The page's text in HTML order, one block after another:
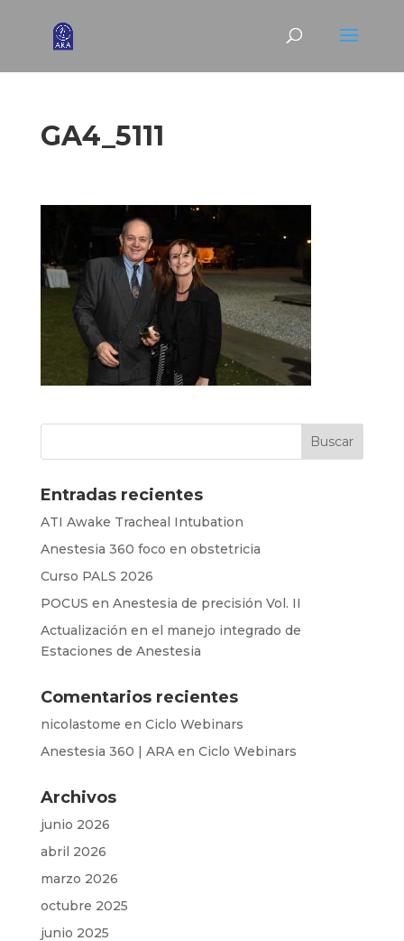
GA4_5111
Entradas recientes
ATI Awake Tracheal Intubation
Anestesia 360 foco en obstetricia
Curso PALS 2026
POCUS en Anestesia de precisión Vol. II
Actualización en el manejo integrado de
Estaciones de Anestesia
Comentarios recientes
nicolastome en Ciclo Webinars
Anestesia 360 | ARAen Ciclo Webinars
Archivos
junio 2026
abril 2026
marzo 2026
octubre 2025
junio 2025